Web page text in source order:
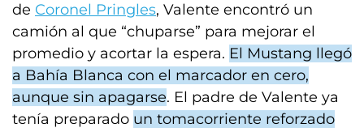
de Coronel Pringles, Valente encontró un
camión al que “chuparse” para mejorar el
promedio y acortar la espera. El Mustang llegó
a Bahía Blanca con el marcador en cero,
aunque sin apagarse. El padre de Valente ya
tenía preparado un tomacorriente reforzado